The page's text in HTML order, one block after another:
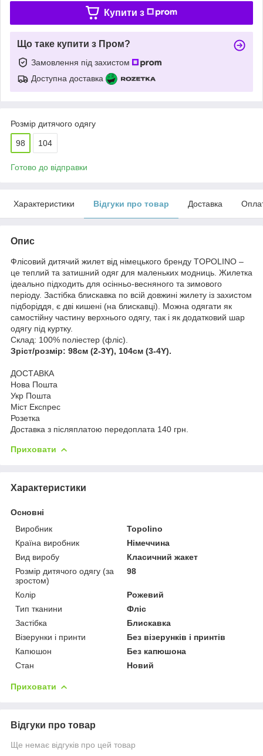
Купити з
Що таке купити з Пром?
Замовлення під захистом
Доступна доставка
Розмір дитячого одягу
98 104
Готово до відправки
Характеристики Відгуки про товар Доставка
Опис
Флісовий дитячий жилет від німецького бренду TOPOLINO –
це теплий та затишний одяг для маленьких модниць. Жилетка
ідеально підходить для осінньо-весняного та зимового
періоду. Застібка блискавка по всій довжині жилету із захистом
підборіддя, є дві кишені (на блискавці). Можна одягати як
самостійну частину верхнього одягу, так і як додатковий шар
одягу під куртку.
Склад: 100% поліестер (фліс).
Зріст/розмір: 98см (2-3Y), 104см (3-4Y).
ДОСТАВКА
Нова Пошта
Укр Пошта
Міст Експрес
Розетка
Доставка з післяплатою передоплата 140 грн.
Приховати
Характеристики
Основні
Виробник
Topolino
Країна виробник
Німеччина
Вид виробу
Класичний жакет
Розмір дитячого одягу (за
зростом)
98
Колір
Рожевий
Тип тканини
Фліс
Застібка
Блискавка
Візерунки і принти
Без візерунків і принтів
Капюшон
Без капюшона
Стан
Новий
Приховати
Відгуки про товар
Ще немає відгуків про цей товар